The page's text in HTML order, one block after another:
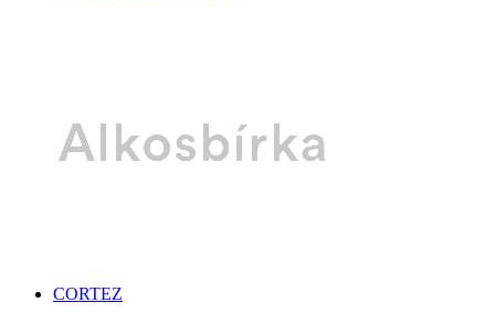
CORTEZ